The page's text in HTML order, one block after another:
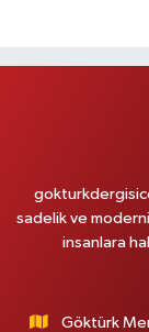
sadelik ve
insanlara
Göktürk